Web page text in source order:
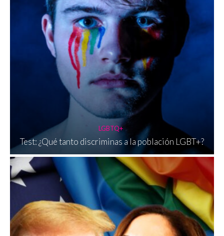
LGBTQ+
Test: ¿Qué tanto discriminas a la población LGBT+?